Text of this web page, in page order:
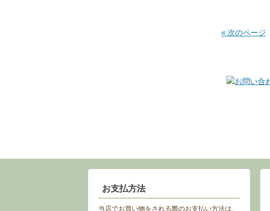
« 次のページ
お支払方法
当店でお買い物をされる際のお支払い方法は、